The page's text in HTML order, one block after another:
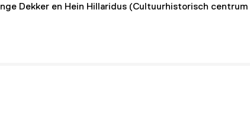
Dekker en Hein Hillaridus (Cultuurhistorisch